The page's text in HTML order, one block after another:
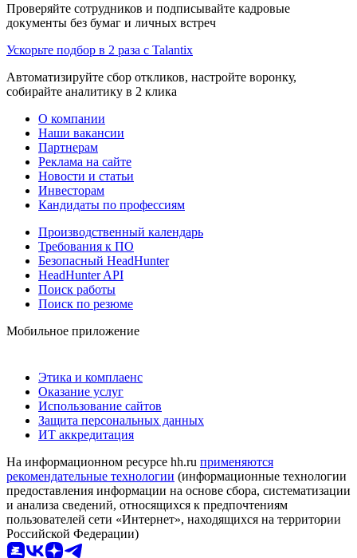
Проверяйте сотрудников и подписывайте кадровые
документы без бумаг и личных встреч
Ускорьте подбор в 2 раза с Talantix
Автоматизируйте сбор откликов, настройте воронку,
собирайте аналитику в 2 клика
О компании
Наши вакансии
Партнерам
Реклама на сайте
Новости и статьи
Инвесторам
Кандидаты по профессиям
Производственный календарь
Требования к ПО
Безопасный HeadHunter
HeadHunter API
Поиск работы
Поиск по резюме
Мобильное приложение
Этика и комплаенс
Оказание услуг
Использование сайтов
Защита персональных данных
ИТ аккредитация
На информационном ресурсе hh.ru применяются
рекомендательные технологии (информационные технологии
предоставления информации на основе сбора, систематизации
и анализа сведений, относящихся к предпочтениям
пользователей сети «Интернет», находящихся на территории
Российской Федерации)